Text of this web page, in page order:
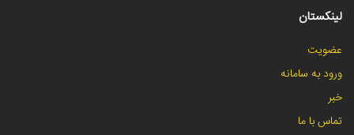
لینکستان
عضویت
ورود به سامانه
خبر
تماس با ما